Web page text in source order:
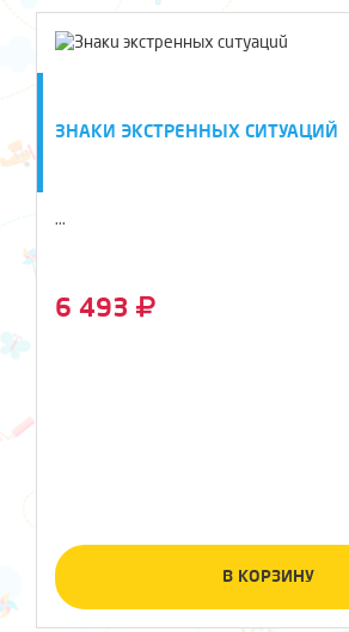
ЗНАКИ ЭКСТРЕННЫХ СИТУАЦИЙ
...
6 493
В КОРЗИНУ